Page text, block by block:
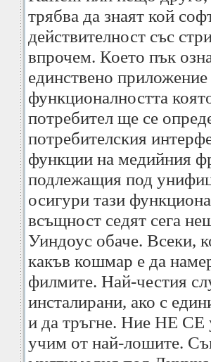
трябва да знаят кой
действителност със
впрочем. Което пък
единствено
функционалността
потребител ще се
потребителския
функции на медийния
подлежащия под
осигури тази
всъщност седят сега
Уиндоус обаче. Всеки,
какъв кошмар е да
филмите. Най-честия
инсталирани, ако с
и да тръгне. Ние НЕ СЕ
учим от най-лошите.